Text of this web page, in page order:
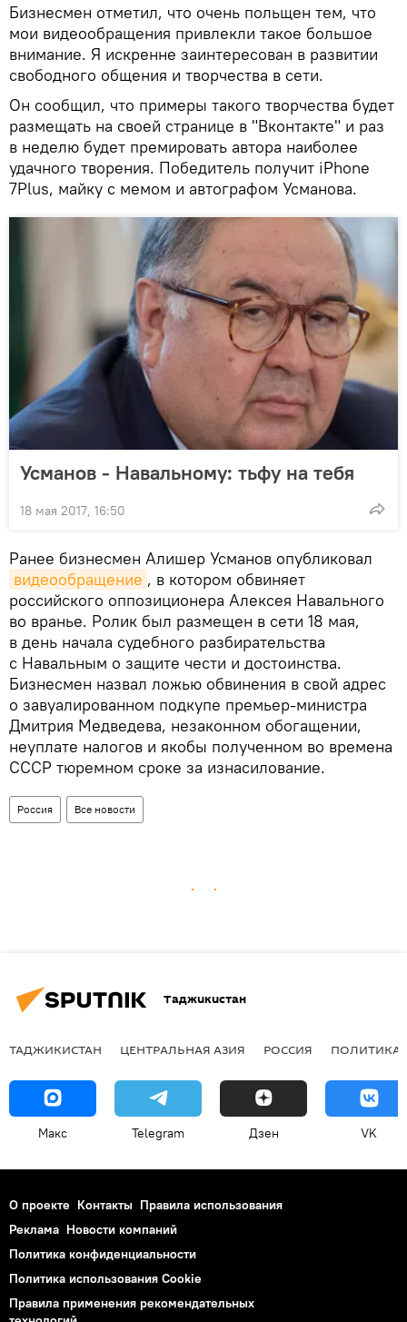
Бизнесмен отметил, что очень польщен тем, что
мои видеообращения привлекли такое большое
внимание. Я искренне заинтересован в развитии
свободного общения и творчества в сети.
Он сообщил, что примеры такого творчества будет
размещать на своей странице в "Вконтакте" и раз
в неделю будет премировать автора наиболее
удачного творения. Победитель получит iPhone
7Plus, майку с мемом и автографом Усманова.
Усманов - Навальному: тьфу на тебя
18 мая 2017, 16:50
Ранее бизнесмен Алишер Усманов опубликовал
видеообращение , в котором обвиняет
российского оппозиционера Алексея Навального
во вранье. Ролик был размещен в сети 18 мая,
в день начала судебного разбирательства
с Навальным о защите чести и достоинства.
Бизнесмен назвал ложью обвинения в свой адрес
о завуалированном подкупе премьер-министра
Дмитрия Медведева, незаконном обогащении,
неуплате налогов и якобы полученном во времена
СССР тюремном сроке за изнасилование.
Россия Все новости
Таджикистан
ТАДЖИКИСТАН ЦЕНТРАЛЬНАЯ АЗИЯ РОССИЯ ПОЛИТИКА
Макс Telegram Дзен VK
О проекте Контакты Правила использования
Реклама Новости компаний
Политика конфиденциальности
Политика использования Cookie
Правила применения рекомендательных